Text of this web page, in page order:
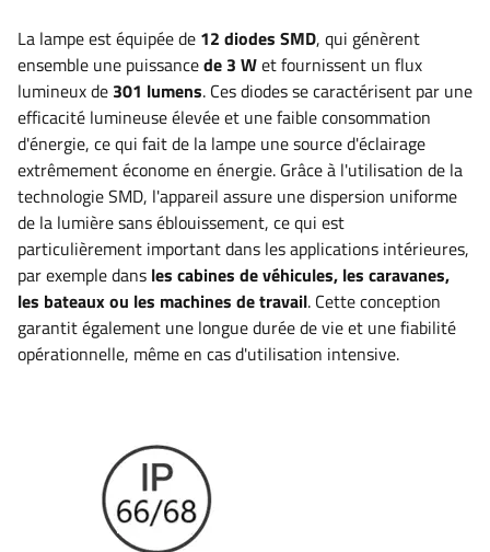
La lampe est équipée de 12 diodes SMD, qui génèrent
ensemble une puissancede 3 Wet fournissent un flux
lumineux de 301 lumens. Ces diodes se caractérisent par une
efficacité lumineuse élevée et une faible consommation
d'énergie, ce qui fait de la lampe une source d'éclairage
extrêmement économe en énergie. Grâce à l'utilisation de la
technologie SMD, l'appareil assure une dispersion uniforme
de la lumière sans éblouissement, ce qui est
particulièrement important dans les applications intérieures,
par exemple dans les cabines de véhicules, les caravanes,
les bateaux ou les machines de travail. Cette conception
garantit également une longue durée de vie et une fiabilité
opérationnelle, même en cas d'utilisation intensive.